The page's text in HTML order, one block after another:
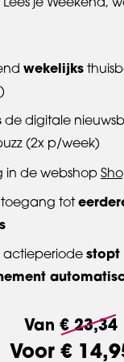
wekelijks
de digitale
(2x p/week)
in de webshop
toegang tot
actieperiode stopt
Van € 23,34
Voor €